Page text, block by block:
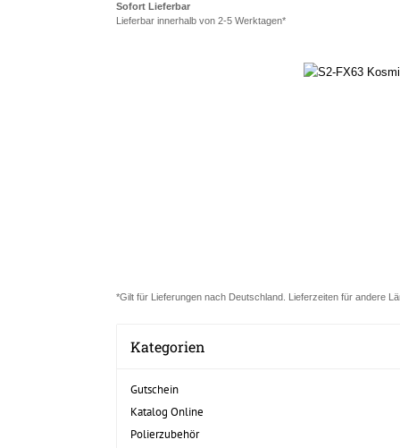
Sofort Lieferbar
Lieferbar innerhalb von 2-5 Werktagen*
*Gilt für Lieferungen nach Deutschland. Lieferzeiten für andere
Kategorien
Gutschein
Katalog Online
Polierzubehör